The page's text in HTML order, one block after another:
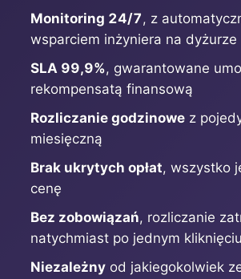
Mattermost
Monitoring 24/7, z
wsparciem inżyniera na dyżurze
SLA 99,9%, gwarantowane
rekompensatą finansową
Rozliczanie godzinowe z
miesięczną
Brak ukrytych opłat, wszystko
cenę
Bez zobowiązań, rozliczanie
natychmiast po jednym
Niezależny od jakiegokolwiek